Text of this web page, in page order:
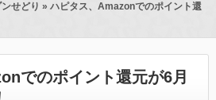
せどり » ハピタス、Amazonでのポイント還
でのポイント還元が6月